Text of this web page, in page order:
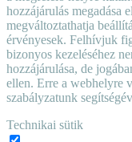
hozzájárulás megadása
megváltoztathatja
érvényesek. Felhívjuk
bizonyos kezeléséhez
hozzájárulása, de
ellen. Erre a webhelyre
szabályzatunk
Technikai sütik